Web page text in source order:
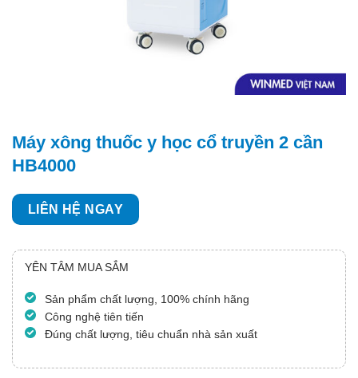
Máy xông thuốc y học cổ truyền 2 cần
HB4000
LIÊN HỆ NGAY
YÊN TÂM MUA SẮM
Sản phẩm chất lượng, 100% chính hãng
Công nghệ tiên tiến
Đúng chất lượng, tiêu chuẩn nhà sản xuất